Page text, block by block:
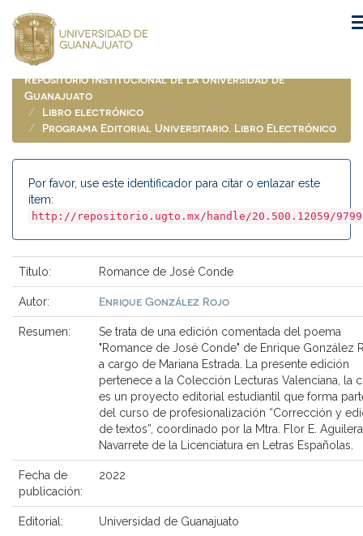
navigation
Repositorio Institucional de la Universidad de
Guanajuato
Libro electrónico
Programa Editorial Universitario. Libro Electrónico
Por favor, use este identificador para citar o enlazar este
ítem:
http://repositorio.ugto.mx/handle/20.500.12059/9799
Título: Romance de José Conde
Autor: Enrique González Rojo
Resumen:
Se trata de una edición comentada del poema
"Romance de José Conde" de Enrique González
a cargo de Mariana Estrada. La presente edición
pertenece a la Colección Lecturas Valenciana, la
es un proyecto editorial estudiantil que forma
del curso de profesionalización “Corrección y
de textos”, coordinado por la Mtra. Flor E. Aguilera
Navarrete de la Licenciatura en Letras Españolas.
Fecha de
publicación:
2022
Editorial: Universidad de Guanajuato